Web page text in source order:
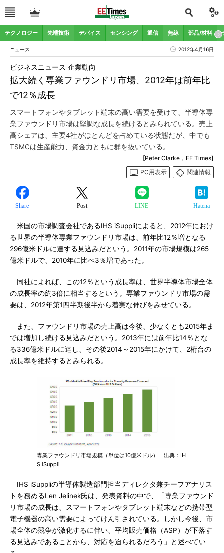
テクノロジー 先端技術 デバイス センシング 通信 無線 部品/材料
ニュース 2012年4月16日
拡大続く専業ファウンドリ市場、2012年は前年比
で12％成長
ビジネスニュース 企業動向
スマートフォンやタブレット端末の高い需要を受けて、半導体専
業ファウンドリ市場は堅調な成長を続けるとみられている。売上
高シェアは、主要4社がほとんどを占めている状態だが、中でも
TSMCは生産能力、資金力ともに群を抜いている。
[Peter Clarke，EE Times]
PC用表示
関連情報
Share Post LINE Hatena
米国の市場調査会社であるIHS iSuppliによると、2012年におけ
る世界の半導体専業ファウンドリ市場は、前年比12％増となる
296億米ドルに達する見込みだという。2011年の市場規模は265
億米ドルで、2010年に比べ3％増であった。
同社によれば、この12％という成長率は、世界半導体市場全体
の成長率の約3倍に相当するという。専業ファウンドリ市場の需
要は、2012年第1四半期後半から着実な伸びをみせている。
また、ファウンドリ市場の売上高は今後、少なくとも2015年ま
では増加し続ける見込みだという。2013年には前年比14％とな
る336億米ドルに達し、その後2014～2015年にかけて、2桁台の
成長率を維持するとみられる。
専業ファウンドリ市場規模（単位は10億米ドル） 出典：IH
S iSuppli
IHS iSuppliの半導体製造部門担当ディレクタ兼チーフアナリス
トを務めるLen Jelinek氏は、発表資料の中で、「専業ファウンド
リ市場の成長は、スマートフォンやタブレット端末などの携帯型
電子機器の高い需要によってけん引されている。しかし今後、市
場全体の競争が激化するに伴い、平均販売価格（ASP）が下落す
る見込みであることから、対応を迫られるだろう」と述べてい